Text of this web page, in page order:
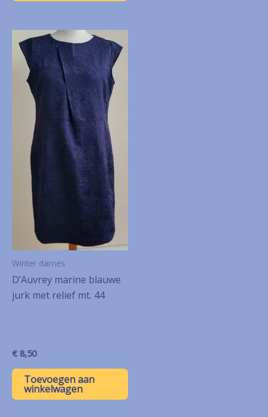
Winter dames
D’Auvrey marine blauwe
jurk met relief mt. 44
€ 8,50
Toevoegen aan
winkelwagen